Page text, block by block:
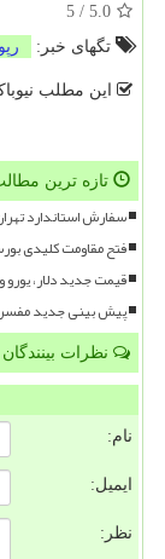
5.0
/
5
تگهای خبر:
این مطلب
تازه ترین
سفارش استاندارد
فتح مقاومت کلیدی
قیمت جدید دلار، یورو و سایر
پیش بینی جدید
نظرات
نام:
ایمیل:
نظر: